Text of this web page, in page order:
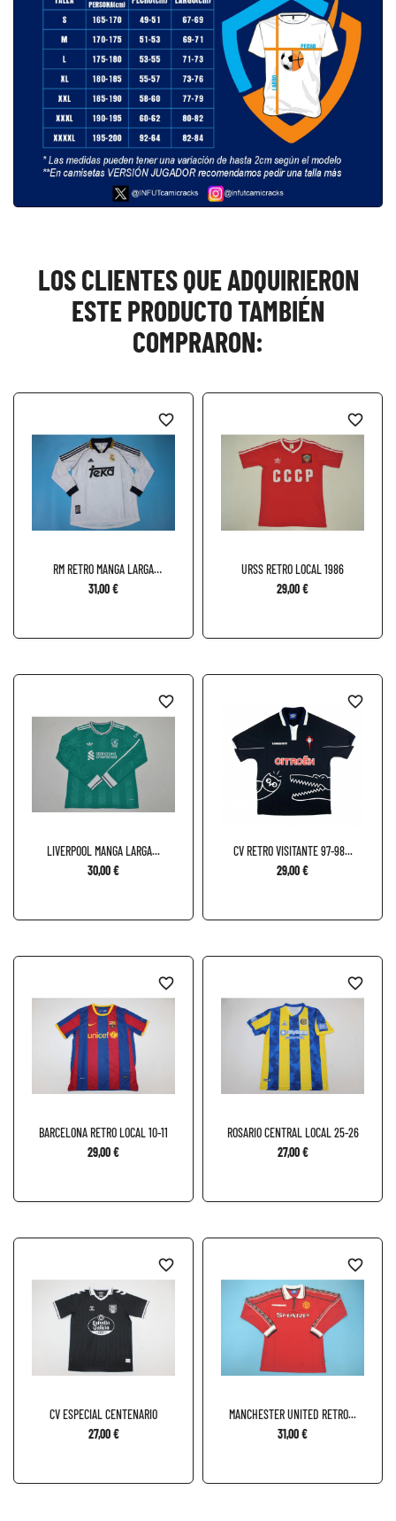
LOS CLIENTES QUE ADQUIRIERON
ESTE PRODUCTO TAMBIÉN
COMPRARON:
RM RETRO MANGA LARGA
LOCAL...
31,00 €
favorite_border
URSS RETRO LOCAL 1986
29,00 €
favorite_border
LIVERPOOL MANGA LARGA...
30,00 €
favorite_border
CV RETRO VISITANTE 97-98...
29,00 €
favorite_border
BARCELONA RETRO LOCAL 10-11
29,00 €
favorite_border
ROSARIO CENTRAL LOCAL 25-26
27,00 €
favorite_border
CV ESPECIAL CENTENARIO
27,00 €
favorite_border
MANCHESTER UNITED RETRO...
31,00 €
favorite_border